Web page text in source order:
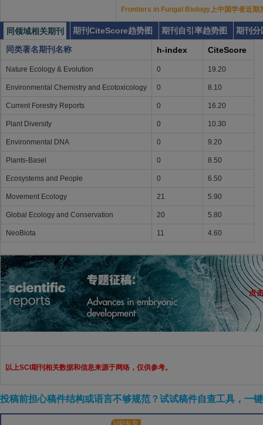
Frontiers in Fungal Biology上中国学者近期
同领域相关期刊 期刊CiteScore趋势图 期刊自引率趋势图
期刊分
同类著名期刊名称
h-index CiteScore
Nature Ecology & Evolution 0 19.20
Environmental Chemistry and Ecotoxicology 0 8.10
Current Forestry Reports 0 16.20
Plant Diversity 0 10.30
Environmental DNA 0 9.20
Plants-Basel 0 8.50
Ecosystems and People 0 6.50
Movement Ecology 21 5.90
Global Ecology and Conservation 20 5.80
NeoBiota 11 4.60
以上SCI期刊相关数据和信息来源于网络，仅供参考。
投稿前担心稿件结构或语言不够规范？试试稿件自查工具，一